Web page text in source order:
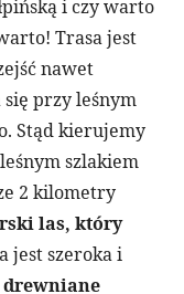
i czy warto
Trasa jest
nawet
się przy leśnym
Stąd kierujemy
szlakiem
2 kilometry
las, który
jest szeroka i
drewniane